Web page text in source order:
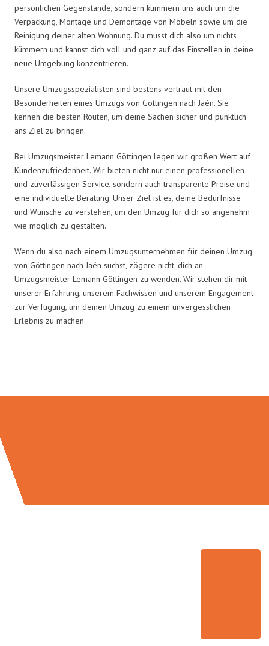
persönlichen Gegenstände, sondern kümmern uns auch um die
Verpackung, Montage und Demontage von Möbeln sowie um die
Reinigung deiner alten Wohnung. Du musst dich also um nichts
kümmern und kannst dich voll und ganz auf das Einstellen in deine
neue Umgebung konzentrieren.
Unsere Umzugsspezialisten sind bestens vertraut mit den
Besonderheiten eines Umzugs von Göttingen nach Jaén. Sie
kennen die besten Routen, um deine Sachen sicher und pünktlich
ans Ziel zu bringen.
Bei Umzugsmeister Lemann Göttingen legen wir großen Wert auf
Kundenzufriedenheit. Wir bieten nicht nur einen professionellen
und zuverlässigen Service, sondern auch transparente Preise und
eine individuelle Beratung. Unser Ziel ist es, deine Bedürfnisse
und Wünsche zu verstehen, um den Umzug für dich so angenehm
wie möglich zu gestalten.
Wenn du also nach einem Umzugsunternehmen für deinen Umzug
von Göttingen nach Jaén suchst, zögere nicht, dich an
Umzugsmeister Lemann Göttingen zu wenden. Wir stehen dir mit
unserer Erfahrung, unserem Fachwissen und unserem Engagement
zur Verfügung, um deinen Umzug zu einem unvergesslichen
Erlebnis zu machen.